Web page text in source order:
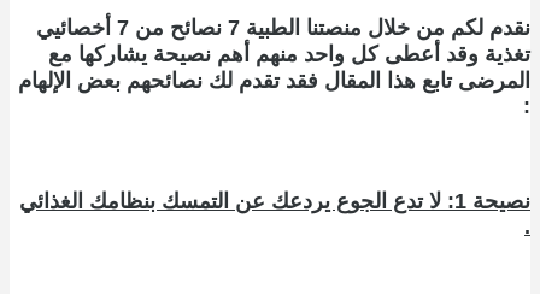
نقدم لكم من خلال منصتنا الطبية 7 نصائح من 7 أخصائيي
تغذية وقد أعطى كل واحد منهم أهم نصيحة يشاركها مع
المرضى تابع هذا المقال فقد تقدم لك نصائحهم بعض الإلهام
:
نصيحة 1: لا تدع الجوع يردعك عن التمسك بنظامك الغذائي
.